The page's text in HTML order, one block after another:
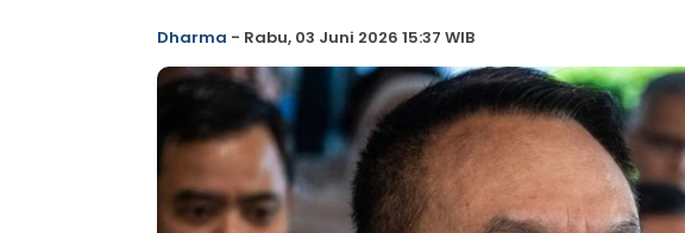
Dharma - Rabu, 03 Juni 2026 15:37 WIB